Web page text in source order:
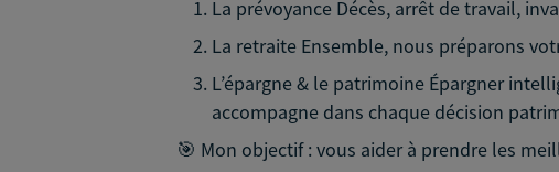
La prévoyance Décès, arrêt de travail,
La retraite Ensemble, nous préparons
L’épargne & le patrimoine Épargner
accompagne dans chaque décision
🎯 Mon objectif : vous aider à prendre les